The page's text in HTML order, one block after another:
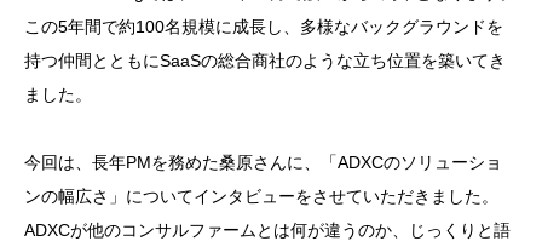
この5年間で約100名規模に成長し、多様なバックグラウンドを
持つ仲間とともにSaaSの総合商社のような立ち位置を築いてき
ました。
今回は、長年PMを務めた桑原さんに、「ADXCのソリューショ
ンの幅広さ」についてインタビューをさせていただきました。
ADXCが他のコンサルファームとは何が違うのか、じっくりと語